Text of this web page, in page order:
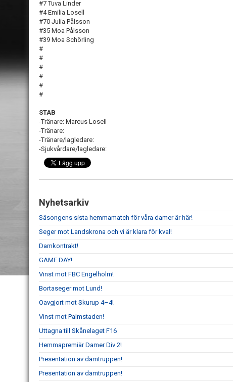
#7 Tuva Linder
#4 Emilia Losell
#70 Julia Pålsson
#35 Moa Pålsson
#39 Moa Schörling
#
#
#
#
#
#
STAB
-Tränare: Marcus Losell
-Tränare:
-Tränare/lagledare:
-Sjukvårdare/lagledare:
Nyhetsarkiv
Säsongens sista hemmamatch för våra damer är här!
Seger mot Landskrona och vi är klara för kval!
Damkontrakt!
GAME DAY!
Vinst mot FBC Engelholm!
Bortaseger mot Lund!
Oavgjort mot Skurup 4–4!
Vinst mot Palmstaden!
Uttagna till Skånelaget F16
Hemmapremiär Damer Div 2!
Presentation av damtruppen!
Presentation av damtruppen!